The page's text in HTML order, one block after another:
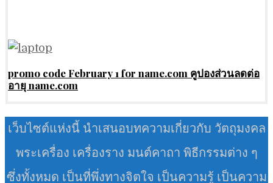
promo code February 1 for name.com คูปองส่วนลดต่อ
อายุ name.com
เว็บไซต์แห่งนี้ นำเสนอบทความเกี่ยวกับ วัตถุมงคล
พระเครื่อง เครื่องราง มนต์คาถา พิธีกรรมต่าง ๆ
ซึ่งทั้งหมด เป็นที่พึ่งทางจิตใจ เป็นความรู้ เป็นความ